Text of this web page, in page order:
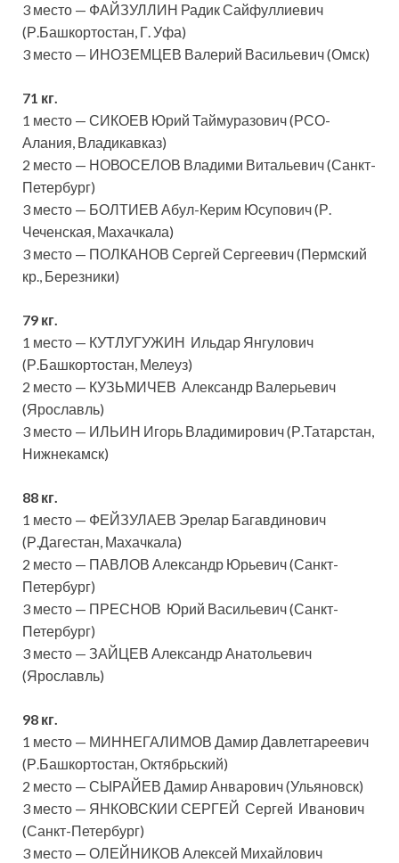
3 место — ФАЙЗУЛЛИН Радик Сайфуллиевич
(Р.Башкортостан, Г. Уфа)
3 место — ИНОЗЕМЦЕВ Валерий Васильевич (Омск)
71 кг.
1 место — СИКОЕВ Юрий Таймуразович (РСО-
Алания, Владикавказ)
2 место — НОВОСЕЛОВ Владими Витальевич (Санкт-
Петербург)
3 место — БОЛТИЕВ Абул-Керим Юсупович (Р.
Чеченская, Махачкала)
3 место — ПОЛКАНОВ Сергей Сергеевич (Пермский
кр., Березники)
79 кг.
1 место — КУТЛУГУЖИН Ильдар Янгулович
(Р.Башкортостан, Мелеуз)
2 место — КУЗЬМИЧЕВ Александр Валерьевич
(Ярославль)
3 место — ИЛЬИН Игорь Владимирович (Р.Татарстан,
Нижнекамск)
88 кг.
1 место — ФЕЙЗУЛАЕВ Эрелар Багавдинович
(Р.Дагестан, Махачкала)
2 место — ПАВЛОВ Александр Юрьевич (Санкт-
Петербург)
3 место — ПРЕСНОВ Юрий Васильевич (Санкт-
Петербург)
3 место — ЗАЙЦЕВ Александр Анатольевич
(Ярославль)
98 кг.
1 место — МИННЕГАЛИМОВ Дамир Давлетгареевич
(Р.Башкортостан, Октябрьский)
2 место — СЫРАЙЕВ Дамир Анварович (Ульяновск)
3 место — ЯНКОВСКИИ СЕРГЕЙ Сергей Иванович
(Санкт-Петербург)
3 место — ОЛЕЙНИКОВ Алексей Михайлович